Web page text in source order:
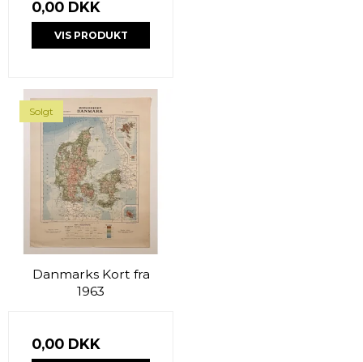
0,00 DKK
VIS PRODUKT
Solgt
Danmarks Kort fra
1963
0,00 DKK